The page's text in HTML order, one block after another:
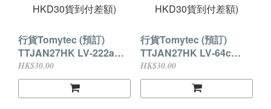
行貨Tomytec (預訂)
TTJAN27HK LV-222a
1966 Toyopet Corona
1500 Deluxe (Light Blue)
原價HKD189 預訂價
HK$30.00
行貨Tomytec (預訂)
TTJAN27HK LV-64c
Toyopet Corona 1500
DX Continuous High
Speed Test car 原價
HK$30.00